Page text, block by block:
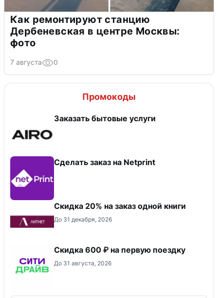
Как ремонтируют станцию
Дербеневская в центре Москвы:
фото
7 августа 0
Промокоды
Заказать бытовые услуги
Сделать заказ на Netprint
Скидка 20% на заказ одной книги
До 31 декабря, 2026
Скидка 600 ₽ на первую поездку
До 31 августа, 2026